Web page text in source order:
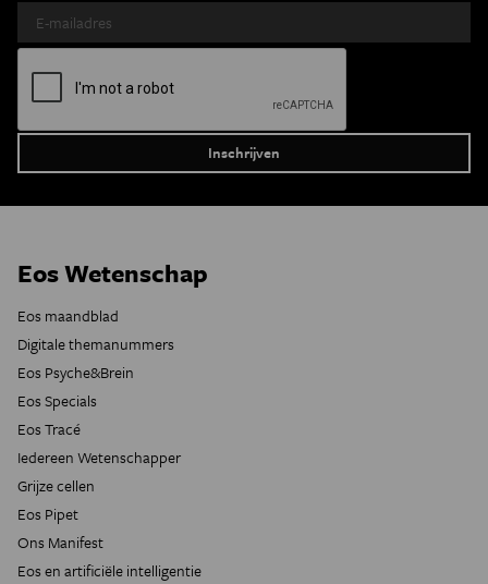
Eos Wetenschap
Eos maandblad
Digitale themanummers
Eos Psyche&Brein
Eos Specials
Eos Tracé
Iedereen Wetenschapper
Grijze cellen
Eos Pipet
Ons Manifest
Eos en artificiële intelligentie